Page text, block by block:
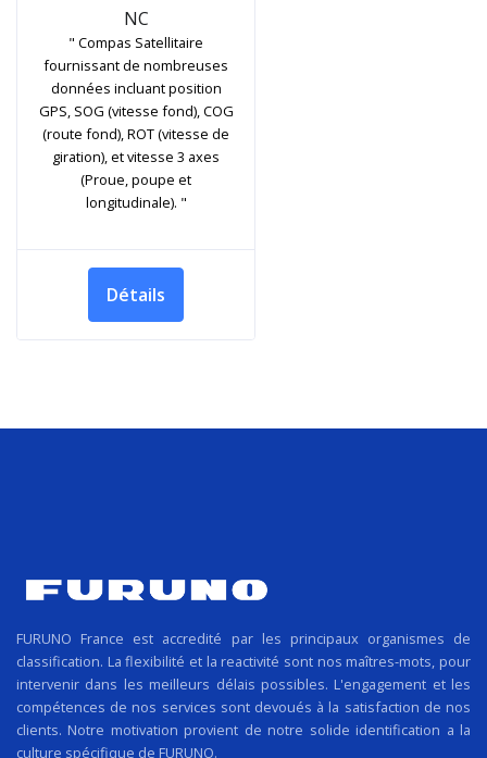
NC
" Compas Satellitaire
fournissant de nombreuses
données incluant position
GPS, SOG (vitesse fond), COG
(route fond), ROT (vitesse de
giration), et vitesse 3 axes
(Proue, poupe et
longitudinale). "
Détails
FURUNO France est accredité par les principaux organismes de
classification. La flexibilité et la reactivité sont nos maîtres-mots, pour
intervenir dans les meilleurs délais possibles. L'engagement et les
compétences de nos services sont devoués à la satisfaction de nos
clients. Notre motivation provient de notre solide identification a la
culture spécifique de FURUNO.